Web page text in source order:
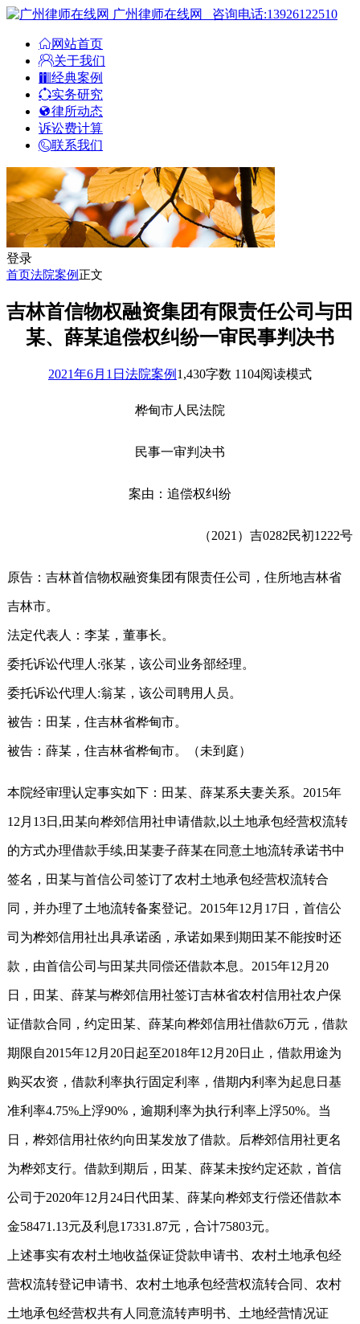
广州律师在线网 咨询电话:13926122510
网站首页
关于我们
经典案例
实务研究
律所动态
诉讼费计算
联系我们
登录
首页法院案例 正文
吉林首信物权融资集团有限责任公司与田
某、薛某追偿权纠纷一审民事判决书
2021年6月1日 法院案例 1,430字数 1104阅读模式
桦甸市人民法院
民事一审判决书
案由：追偿权纠纷
（2021）吉0282民初1222号
原告：吉林首信物权融资集团有限责任公司，住所地吉林省
吉林市。
法定代表人：李某，董事长。
委托诉讼代理人:张某，该公司业务部经理。
委托诉讼代理人:翁某，该公司聘用人员。
被告：田某，住吉林省桦甸市。
被告：薛某，住吉林省桦甸市。（未到庭）
本院经审理认定事实如下：田某、薛某系夫妻关系。2015年
12月13日,田某向桦郊信用社申请借款,以土地承包经营权流转
的方式办理借款手续,田某妻子薛某在同意土地流转承诺书中
签名，田某与首信公司签订了农村土地承包经营权流转合
同，并办理了土地流转备案登记。2015年12月17日，首信公
司为桦郊信用社出具承诺函，承诺如果到期田某不能按时还
款，由首信公司与田某共同偿还借款本息。2015年12月20
日，田某、薛某与桦郊信用社签订吉林省农村信用社农户保
证借款合同，约定田某、薛某向桦郊信用社借款6万元，借款
期限自2015年12月20日起至2018年12月20日止，借款用途为
购买农资，借款利率执行固定利率，借期内利率为起息日基
准利率4.75%上浮90%，逾期利率为执行利率上浮50%。当
日，桦郊信用社依约向田某发放了借款。后桦郊信用社更名
为桦郊支行。借款到期后，田某、薛某未按约定还款，首信
公司于2020年12月24日代田某、薛某向桦郊支行偿还借款本
金58471.13元及利息17331.87元，合计75803元。
上述事实有农村土地收益保证贷款申请书、农村土地承包经
营权流转登记申请书、农村土地承包经营权流转合同、农村
土地承包经营权共有人同意流转声明书、土地经营情况证